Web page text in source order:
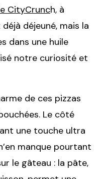
CityCrunch, à
déjeuné, mais la
dans une huile
notre curiosité et
de ces pizzas
Le côté
une touche ultra
manque pourtant
le gâteau : la pâte,